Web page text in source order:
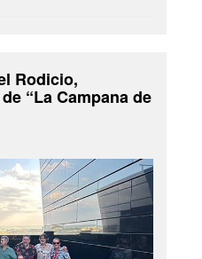
Rodicio,
“La Campana de